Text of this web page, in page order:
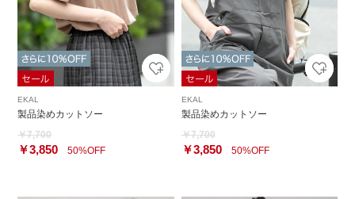
EKAL
製品染めカットソー
￥7,700
￥3,850 50%OFF
EKAL
製品染めカットソー
￥7,700
￥3,85050%OFF